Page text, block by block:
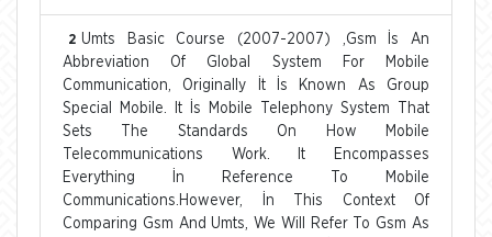
2 Umts Basic Course (2007-2007) ,Gsm İs An
Abbreviation Of Global System For Mobile
Communication, Originally İt İs Known As Group
Special Mobile. It İs Mobile Telephony System That
Sets The Standards On How Mobile
Telecommunications Work. It Encompasses
Everything İn Reference To Mobile
Communications.However, İn This Context Of
Comparing Gsm And Umts, We Will Refer To Gsm As